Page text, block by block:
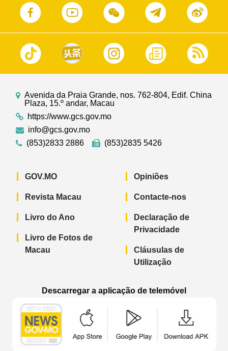
Avenida da Praia Grande, nos. 762-804, Edif. China
Plaza, 15.º andar, Macau
https://www.gcs.gov.mo
info@gcs.gov.mo
(853)2833 2886
(853)2835 5426
GOV.MO
Revista Macau
Livro do Ano
Livro de Fotos de
Macau
Opiniões
Contacte-nos
Declaração de
Privacidade
Cláusulas de
Utilização
Descarregar a aplicação de telemóvel